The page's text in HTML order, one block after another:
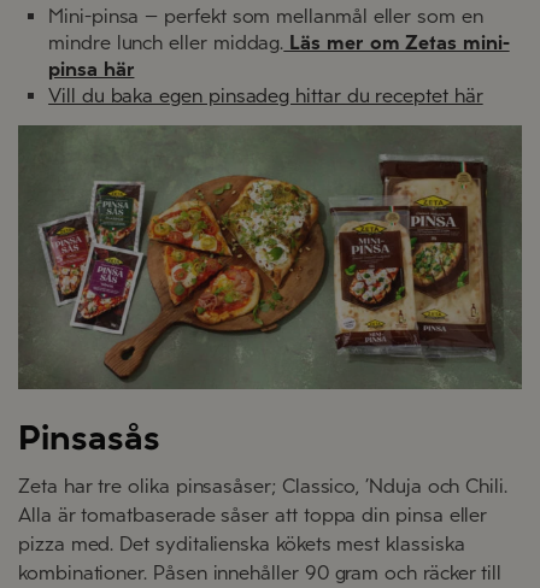
Mini-pinsa – perfekt som mellanmål eller som en
mindre lunch eller middag. Läs mer om Zetas mini-
pinsa här
Vill du baka egen pinsadeg hittar du receptet här
Pinsasås
Zeta har tre olika pinsasåser; Classico, ’Nduja och Chili.
Alla är tomatbaserade såser att toppa din pinsa eller
pizza med. Det syditalienska kökets mest klassiska
kombinationer. Påsen innehåller 90 gram och räcker till